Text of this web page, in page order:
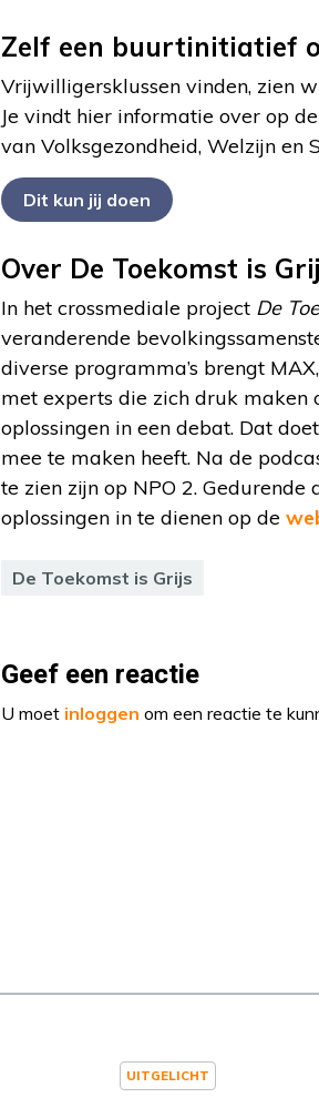
Zelf een buurtinitiatief
Vrijwilligersklussen vinden, zien
Je vindt hier informatie over op de
van Volksgezondheid, Welzijn en
Dit kun jij doen
Over De Toekomst is
In het crossmediale project De
veranderende
diverse programma’s brengt
met experts die zich druk maken
oplossingen in een debat. Dat
mee te maken heeft. Na de
te zien zijn op NPO 2.
oplossingen in te dienen op de
De Toekomst is Grijs
Geef een reactie
U moet inloggen om een reactie te
UITGELICHT